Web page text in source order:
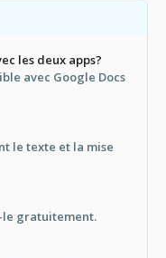
les deux apps?
avec Google Docs
le texte et la mise
gratuitement.